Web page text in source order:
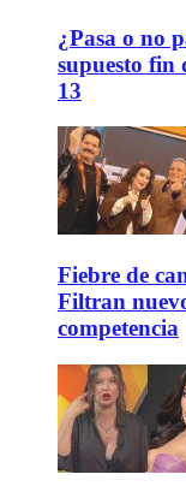
¿Pasa o no
supuesto fin
13
Fiebre de
Filtran
competencia